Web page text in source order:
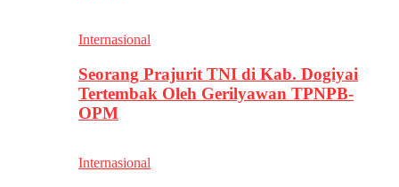
Internasional
Seorang Prajurit TNI di Kab. Dogiyai
Tertembak Oleh Gerilyawan TPNPB-
OPM
Internasional